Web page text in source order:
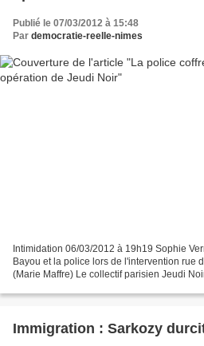
Publié le 07/03/2012 à 15:48
Par democratie-reelle-nimes
Intimidation 06/03/2012 à 19h19 Sophie
Bayou et la police lors de l'intervention rue
(Marie Maffre) Le collectif parisien Jeudi
Immigration : Sarkozy